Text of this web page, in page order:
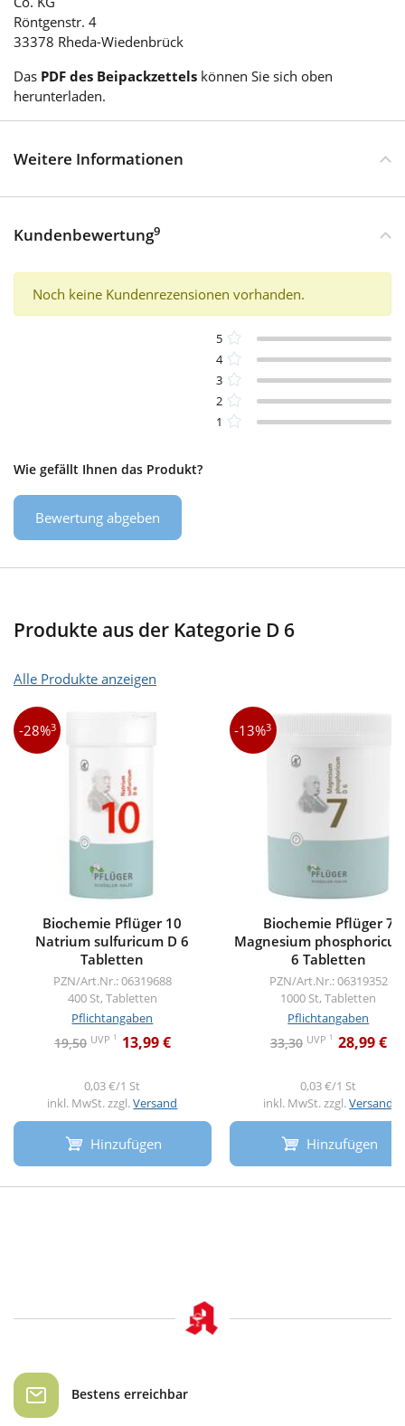
Röntgenstr. 4
33378 Rheda-Wiedenbrück
Das PDF des Beipackzettels können Sie sich oben
herunterladen.
Weitere Informationen
Kundenbewertung9
Noch keine Kundenrezensionen vorhanden.
5
4
3
2
1
Wie gefällt Ihnen das Produkt?
Bewertung abgeben
Produkte aus der Kategorie D 6
Alle Produkte anzeigen
-28%3
Biochemie Pflüger 10
Natrium sulfuricum D 6
Tabletten
PZN/Art.Nr.: 06319688
400 St, Tabletten
Pflichtangaben
19,50 UVP 1 13,99 €
0,03 €/1 St
inkl. MwSt. zzgl.Versand
Hinzufügen
-13%3
Biochemie Pflüger 7
Magnesium
6 Tabletten
PZN/Art.Nr.: 06319352
1000 St, Tabletten
Pflichtangaben
33,30 UVP 1 28,99 €
0,03 €/1 St
inkl. MwSt. zzgl.Versand
Hinzufügen
Bestens erreichbar